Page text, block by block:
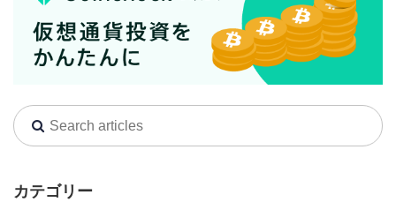
カテゴリー